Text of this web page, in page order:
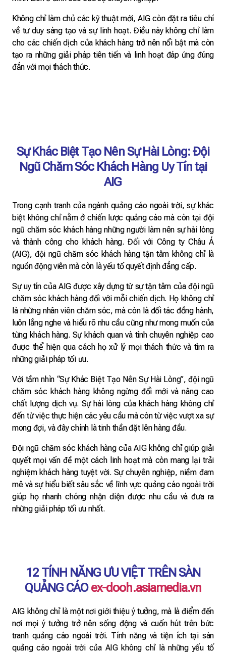
Không chỉ làm chủ các kỹ thuật mới, AIG còn đặt ra tiêu chí
về tư duy sáng tạo và sự linh hoạt. Điều này không chỉ làm
cho các chiến dịch của khách hàng trở nên nổi bật mà còn
tạo ra những giải pháp tiên tiến và linh hoạt đáp ứng đúng
đắn với mọi thách thức.
Sự Khác Biệt Tạo Nên Sự Hài Lòng: Đội
Ngũ Chăm Sóc Khách Hàng Uy Tín tại
AIG
Trong cạnh tranh của ngành quảng cáo ngoài trời, sự khác
biệt không chỉ nằm ở chiến lược quảng cáo mà còn tại đội
ngũ chăm sóc khách hàng những người làm nên sự hài lòng
và thành công cho khách hàng. Đối với Công ty Châu Á
(AIG), đội ngũ chăm sóc khách hàng tận tâm không chỉ là
nguồn động viên mà còn là yếu tố quyết định đẳng cấp.
Sự uy tín của AIG được xây dựng từ sự tận tâm của đội ngũ
chăm sóc khách hàng đối với mỗi chiến dịch. Họ không chỉ
là những nhân viên chăm sóc, mà còn là đối tác đồng hành,
luôn lắng nghe và hiểu rõ nhu cầu cũng như mong muốn của
từng khách hàng. Sự khách quan và tính chuyên nghiệp cao
được thể hiện qua cách họ xử lý mọi thách thức và tìm ra
những giải pháp tối ưu.
Với tầm nhìn “Sự Khác Biệt Tạo Nên Sự Hài Lòng”, đội ngũ
chăm sóc khách hàng không ngừng đổi mới và nâng cao
chất lượng dịch vụ. Sự hài lòng của khách hàng không chỉ
đến từ việc thực hiện các yêu cầu mà còn từ việc vượt xa sự
mong đợi, và đây chính là tinh thần đặt lên hàng đầu.
Đội ngũ chăm sóc khách hàng của AIG không chỉ giúp giải
quyết mọi vấn đề một cách linh hoạt mà còn mang lại trải
nghiệm khách hàng tuyệt vời. Sự chuyên nghiệp, niềm đam
mê và sự hiểu biết sâu sắc về lĩnh vực quảng cáo ngoài trời
giúp họ nhanh chóng nhận diện được nhu cầu và đưa ra
những giải pháp tối ưu nhất.
12 TÍNH NĂNG ƯU VIỆT TRÊN SÀN
QUẢNG CÁOex-dooh.asiamedia.vn
AIG không chỉ là một nơi giới thiệu ý tưởng, mà là điểm đến
nơi mọi ý tưởng trở nên sống động và cuốn hút trên bức
tranh quảng cáo ngoài trời. Tính năng và tiện ích tại sàn
quảng cáo ngoài trời của AIG không chỉ là những yếu tố